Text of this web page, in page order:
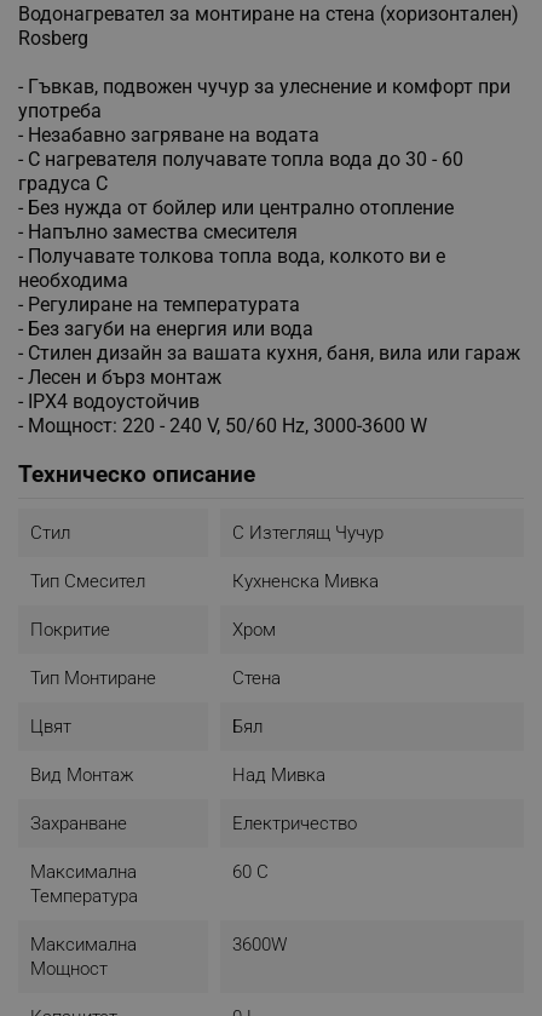
Водонагревател за монтиране на стена (хоризонтален)
Rosberg
- Гъвкав, подвожен чучур за улеснение и комфорт при
употреба
- Незабавно загряване на водата
- С нагревателя получавате топла вода до 30 - 60
градуса C
- Без нужда от бойлер или централно отопление
- Напълно замества смесителя
- Получавате толкова топла вода, колкото ви е
необходима
- Регулиране на температурата
- Без загуби на енергия или вода
- Стилен дизайн за вашата кухня, баня, вила или гараж
- Лесен и бърз монтаж
- IPX4 водоустойчив
- Мощност: 220 - 240 V, 50/60 Hz, 3000-3600 W
Техническо описание
Стил С Изтеглящ Чучур
Тип Смесител Кухненска Мивка
Покритие Хром
Тип Монтиране Стена
Цвят Бял
Вид Монтаж Над Мивка
Захранване Електричество
Максимална
Температура
60 C
Максимална
Мощност
3600W